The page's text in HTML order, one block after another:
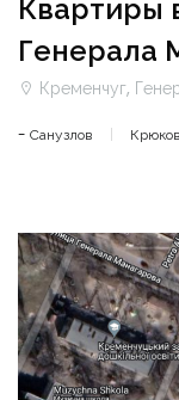
Квартиры
Генерала
Кременчуг,
- Санузлов